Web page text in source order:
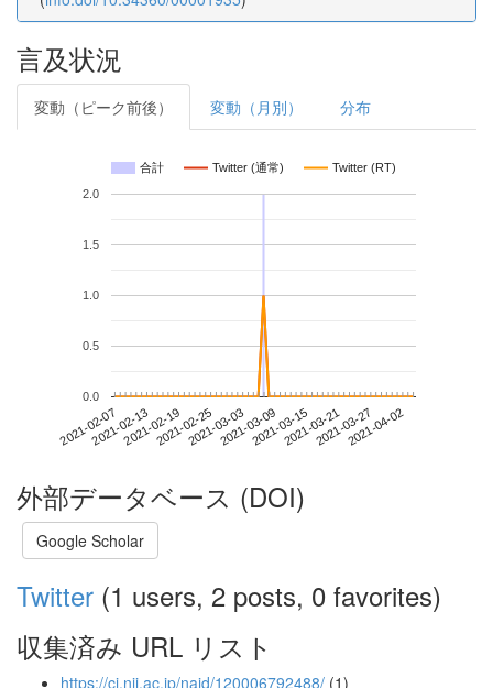
言及状況
変動（ピーク前後） 変動（月別） 分布
合計 Twitter (通常) Twitter (RT)
2021-02-072021-02-132021-02-192021-02-252021-03-032021-03-092021-03-152021-03-212021-03-272021-04-02
0.0
0.5
1.0
1.5
2.0
外部データベース (DOI)
Google Scholar
Twitter (1 users, 2 posts, 0 favorites)
収集済み URL リスト
https://ci.nii.ac.jp/naid/120006792488/ (1)